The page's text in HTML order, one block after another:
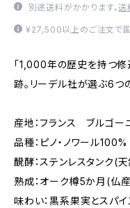
別途送料がかかります。送
¥27,500以上のご注文で国
「1,000年の歴史を持つ
跡。リーデル社が選ぶ6つ
産地：フランス ブルゴー
品種：ピノ・ノワール100%
醗酵：ステンレスタンク
熟成：オーク樽5か月(仏
味わい：黒系果実とスパ